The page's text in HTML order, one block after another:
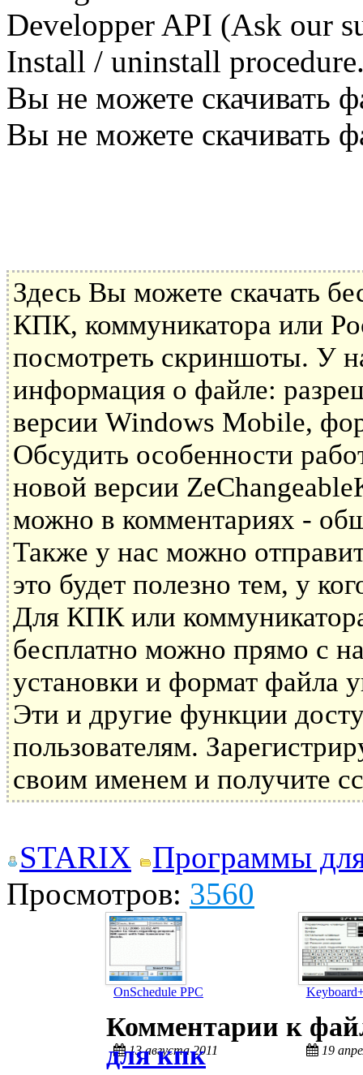
Developper API (Ask our
Install / uninstall
Вы не можете скачивать
Вы не можете скачивать
Здесь Вы можете скачать
КПК, коммуникатора или
посмотреть скриншоты. У
информация о файле:
версии Windows Mobile,
Обсудить особенности
новой версии
можно в комментариях -
Также у нас можно
это будет полезно тем, у
Для КПК или
бесплатно можно прямо с
установки и формат файла
Эти и другие функции
пользователям.
своим именем и получите
STARIX
Программы
Просмотров: 3560
OnSchedule PPC
13 августа 2011 19
Комментарии к
для кпк